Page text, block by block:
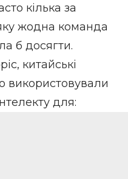
кілька за
жодна команда
б досягти.
китайські
використовували
для: